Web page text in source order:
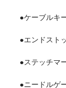
●ケーブルキ
●エンドスト
●ステッチマ
●ニードルゲ